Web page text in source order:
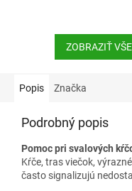
ZOBRAZIŤ
Popis Značka
Podrobný popis
Pomoc pri svalových
Kŕče, tras viečok,
často signalizujú